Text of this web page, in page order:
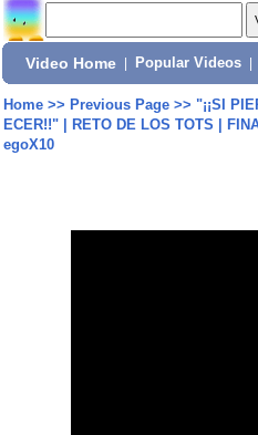
Video Home Popular Videos
Home>> Previous Page>> "¡¡SI
ECER!!" | RETO DE LOS TOTS |
egoX10